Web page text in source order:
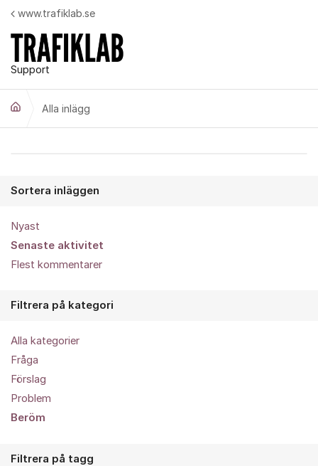
Hoppa till innehåll
Support
www.trafiklab.se
Alla inlägg
Sortera inläggen
Nyast
Senaste aktivitet
Flest kommentarer
Filtrera på kategori
Alla kategorier
Fråga
Förslag
Problem
Beröm
Filtrera på tagg